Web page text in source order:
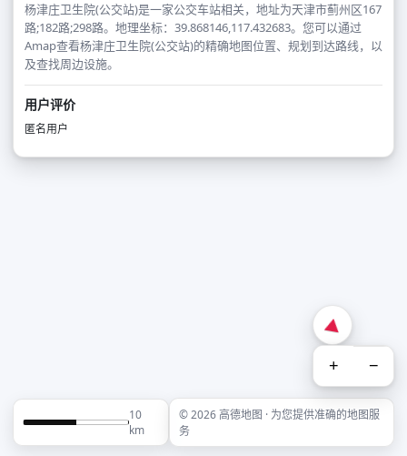
杨津庄卫生院(公交站)是一家公交车站相关，地址为天津市蓟州区167
路;182路;298路。地理坐标：39.868146,117.432683。您可以通过
Amap查看杨津庄卫生院(公交站)的精确地图位置、规划到达路线，以
及查找周边设施。
用户评价
匿名用户
+ −
10
km
© 2026 高德地图 · 为您提供准确的地图服
务